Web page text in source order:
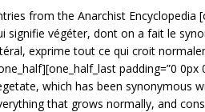
from the Anarchist Encyclopedia
signifie végéter, dont on a fait le
exprime tout ce qui croit
padding=”0
which has been synonymous
that grows normally, and